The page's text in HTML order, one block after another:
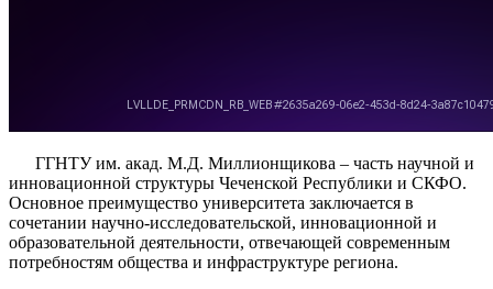
ГГНТУ им. акад. М.Д. Миллионщикова – часть научной и
инновационной структуры Чеченской Республики и СКФО.
Основное преимущество университета заключается в
сочетании научно-исследовательской, инновационной и
образовательной деятельности, отвечающей современным
потребностям общества и инфраструктуре региона.